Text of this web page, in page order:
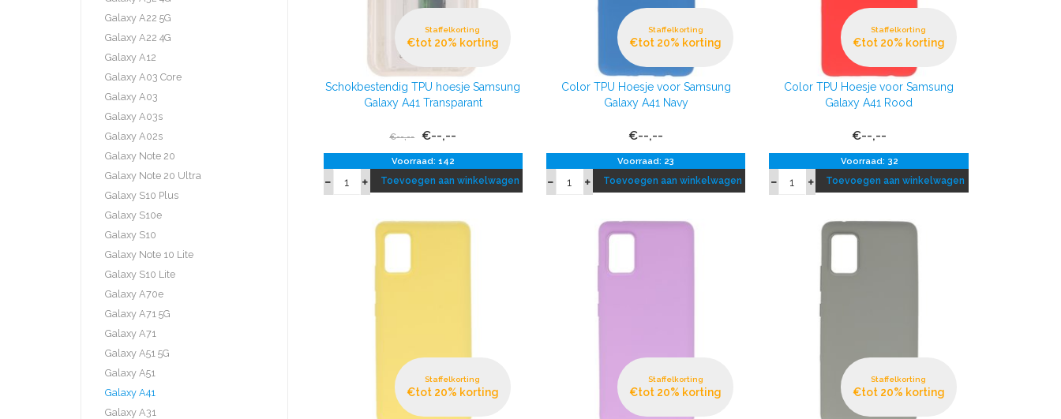
Galaxy A22 5G
Galaxy A22 4G
Galaxy A12
Galaxy A03 Core
Galaxy A03
Galaxy A03s
Galaxy A02s
Galaxy Note 20
Galaxy Note 20 Ultra
Galaxy S10 Plus
Galaxy S10e
Galaxy S10
Galaxy Note 10 Lite
Galaxy S10 Lite
Galaxy A70e
Galaxy A71 5G
Galaxy A71
Galaxy A51 5G
Galaxy A51
Galaxy A41
Galaxy A31
Staffelkorting
€tot 20% korting
Schokbestendig TPU hoesje Samsung
Galaxy A41 Transparant
€--,-- €--,--
Voorraad: 142
Toevoegen aan winkelwagen
Staffelkorting
€tot 20% korting
Color TPU Hoesje voor Samsung
Galaxy A41 Navy
€--,--
Voorraad: 23
Toevoegen aan winkelwagen
Staffelkorting
€tot 20% korting
Color TPU Hoesje voor Samsung
Galaxy A41 Rood
€--,--
Voorraad: 32
Toevoegen aan winkelwagen
Staffelkorting
€tot 20% korting
Staffelkorting
€tot 20% korting
Staffelkorting
€tot 20% korting